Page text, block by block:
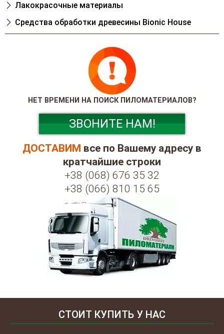
Лакокрасочные материалы
Cредства обработки древесины Bionic House
НЕТ ВРЕМЕНИ НА ПОИСК ПИЛОМАТЕРИАЛОВ?
ЗВОНИТЕ НАМ!
ДОСТАВИМ все по Вашему адресу в
кратчайшие строки
+38 (068) 676 35 32
+38 (066) 810 15 65
СТОИТ КУПИТЬ У НАС